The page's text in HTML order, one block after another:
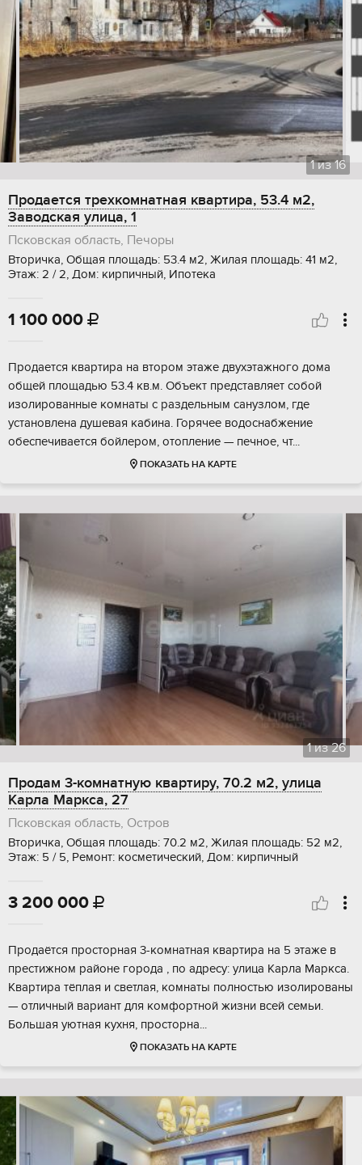
1из16
Продается трехкомнатная квартира, 53.4 м2,
Заводская улица, 1
Псковская область, Печоры
Вторичка, Общая площадь: 53.4 м2, Жилая площадь: 41 м2,
Этаж: 2 / 2, Дом: кирпичный, Ипотека
1 100 000 
Продается квартира на втором этаже двухэтажного дома
общей площадью 53.4 кв.м. Объект представляет собой
изолированные комнаты с раздельным санузлом, где
установлена душевая кабина. Горячее водоснабжение
обеспечивается бойлером, отопление — печное, чт...
ПОКАЗАТЬ НА КАРТЕ
1из26
Продам 3-комнатную квартиру, 70.2 м2, улица
Карла Маркса, 27
Псковская область, Остров
Вторичка, Общая площадь: 70.2 м2, Жилая площадь: 52 м2,
Этаж: 5 / 5, Ремонт: косметический, Дом: кирпичный
3 200 000 
Продаётся просторная 3-комнатная квартира на 5 этаже в
престижном районе города , по адресу: улица Карла Маркса.
Квартира тёплая и светлая, комнаты полностью изолированы
— отличный вариант для комфортной жизни всей семьи.
Большая уютная кухня, просторна...
ПОКАЗАТЬ НА КАРТЕ